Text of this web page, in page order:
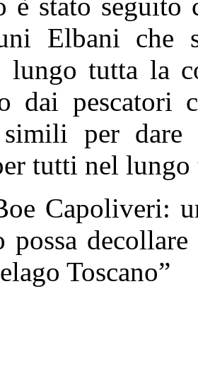
Elbani che
lungo tutta la
dai pescatori
per dare
tutti nel lungo
Capoliveri:
possa
Toscano”